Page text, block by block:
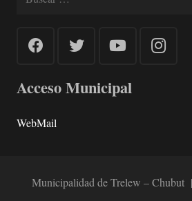
Acceso Municipal
WebMail
Municipalidad de Trelew –